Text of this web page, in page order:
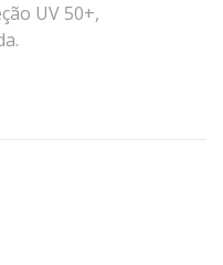
UV 50+,